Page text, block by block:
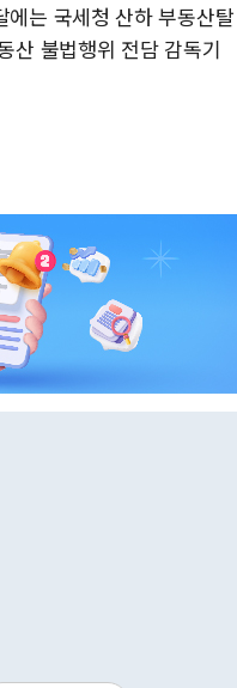
는 국세청 산하 부동산탈
산 불법행위 전담 감독기